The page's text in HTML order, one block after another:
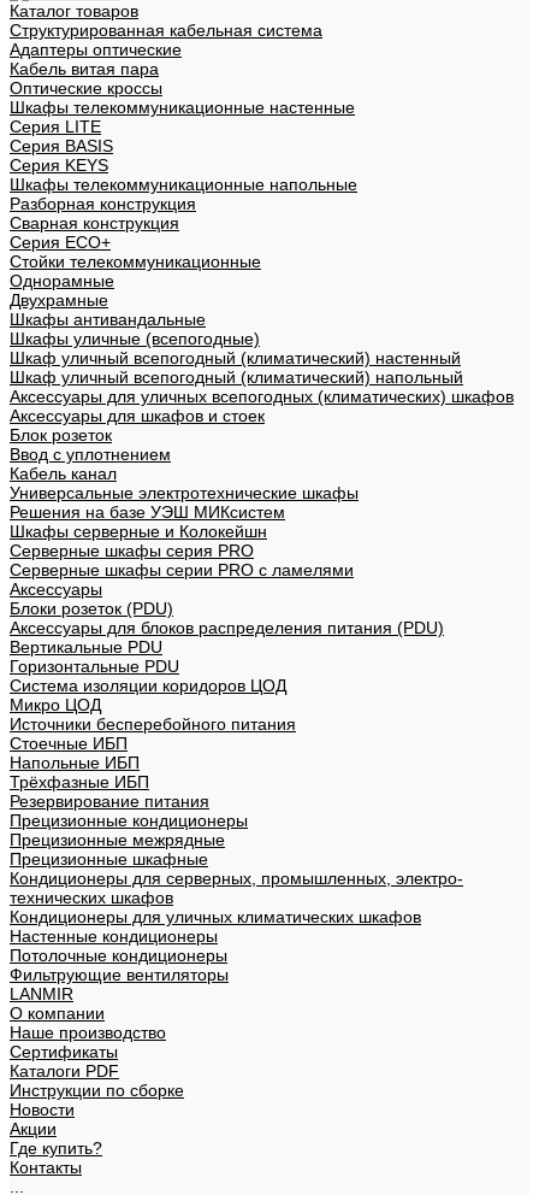
Каталог товаров
Структурированная кабельная система
Адаптеры оптические
Кабель витая пара
Оптические кроссы
Шкафы телекоммуникационные настенные
Cерия LITE
Cерия BASIS
Cерия KEYS
Шкафы телекоммуникационные напольные
Разборная конструкция
Сварная конструкция
Серия ECO+
Стойки телекоммуникационные
Однорамные
Двухрамные
Шкафы антивандальные
Шкафы уличные (всепогодные)
Шкаф уличный всепогодный (климатический) настенный
Шкаф уличный всепогодный (климатический) напольный
Аксессуары для уличных всепогодных (климатических) шкафов
Аксессуары для шкафов и стоек
Блок розеток
Ввод с уплотнением
Кабель канал
Универсальные электротехнические шкафы
Решения на базе УЭШ МИКсистем
Шкафы серверные и Колокейшн
Серверные шкафы серия PRO
Серверные шкафы серии PRO с ламелями
Аксессуары
Блоки розеток (PDU)
Аксессуары для блоков распределения питания (PDU)
Вертикальные PDU
Горизонтальные PDU
Система изоляции коридоров ЦОД
Микро ЦОД
Источники бесперебойного питания
Стоечные ИБП
Напольные ИБП
Трёхфазные ИБП
Резервирование питания
Прецизионные кондиционеры
Прецизионные межрядные
Прецизионные шкафные
Кондиционеры для серверных, промышленных, электро-
технических шкафов
Кондиционеры для уличных климатических шкафов
Настенные кондиционеры
Потолочные кондиционеры
Фильтрующие вентиляторы
LANMIR
О компании
Наше производство
Сертификаты
Каталоги PDF
Инструкции по сборке
Новости
Акции
Где купить?
Контакты